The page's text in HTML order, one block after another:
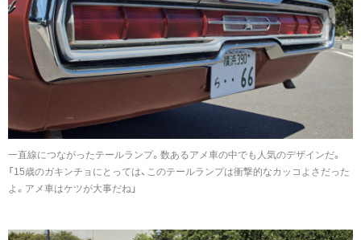
一直線につながったテールランプ。数あるアメ車の中でも人気のデザインだ。
「15歳のガキンチョにとっては、このテールランプは衝撃的なカッコよさだった
よ。アメ車はケツが大事だね」